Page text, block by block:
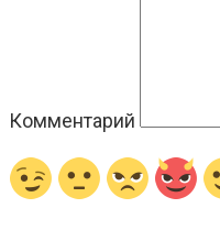
Комментарий